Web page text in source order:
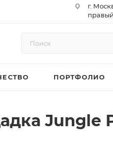
г.
правый
р/сч
ПОРТФОЛИО
Jungle